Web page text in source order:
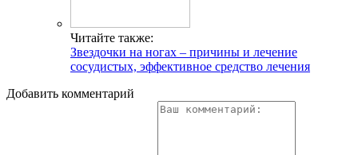
Читайте также:
Звездочки на ногах – причины и лечение
сосудистых, эффективное средство лечения
Добавить комментарий